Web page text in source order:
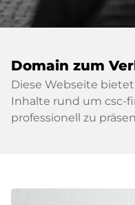
Domain zum
Diese Webseite
Inhalte rund um csc-
professionell zu